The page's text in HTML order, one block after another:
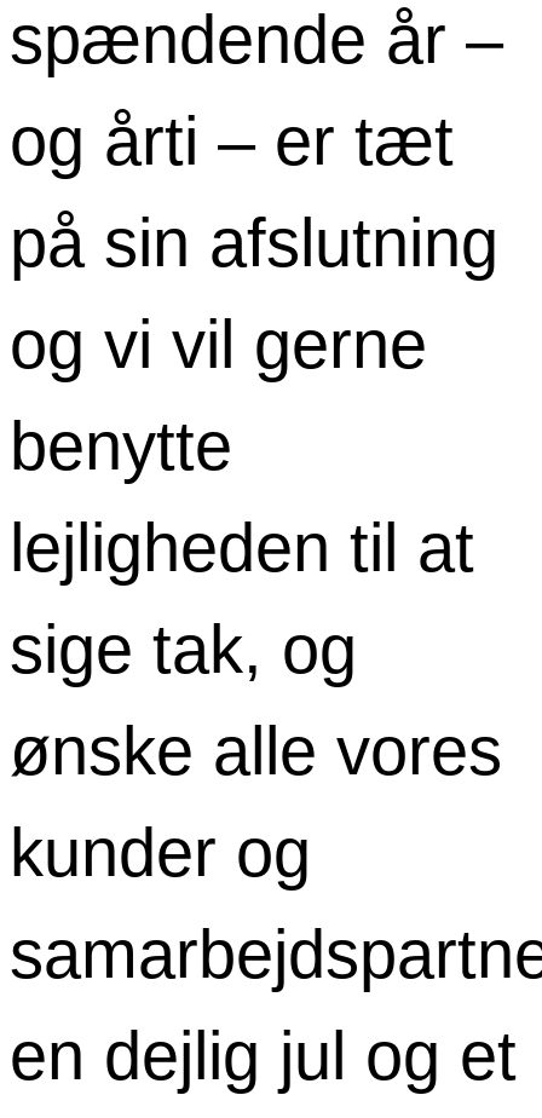
spændende år –
og årti – er tæt
på sin afslutning
og vi vil gerne
benytte
lejligheden til at
sige tak, og
ønske alle vores
kunder og
en dejlig jul og et